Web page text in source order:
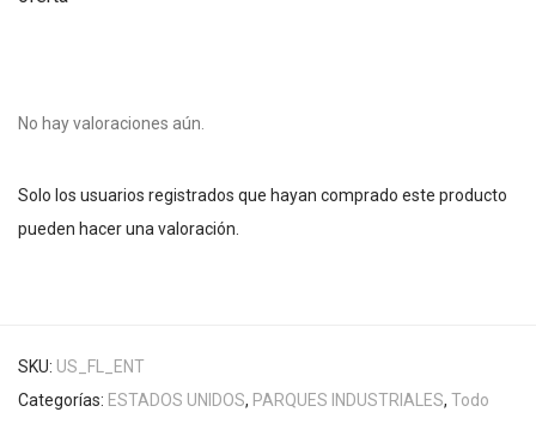
No hay valoraciones aún.
Solo los usuarios registrados que hayan comprado este producto
pueden hacer una valoración.
SKU: US_FL_ENT
Categorías: ESTADOS UNIDOS, PARQUES INDUSTRIALES, Todo